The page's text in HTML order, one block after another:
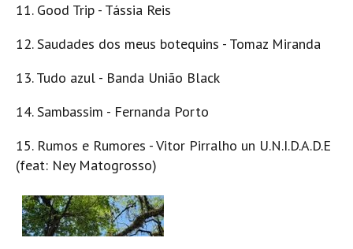
11. Good Trip - Tássia Reis
12. Saudades dos meus botequins - Tomaz Miranda
13. Tudo azul - Banda União Black
14. Sambassim - Fernanda Porto
15. Rumos e Rumores - Vitor Pirralho un U.N.I.D.A.D.E
(feat: Ney Matogrosso)